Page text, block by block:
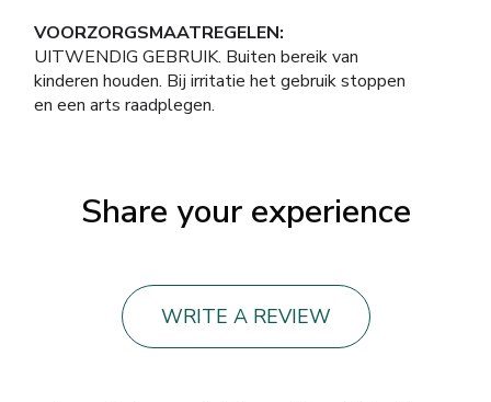
VOORZORGSMAATREGELEN:
UITWENDIG GEBRUIK. Buiten bereik van
kinderen houden. Bij irritatie het gebruik stoppen
en een arts raadplegen.
Share your experience
WRITE A REVIEW